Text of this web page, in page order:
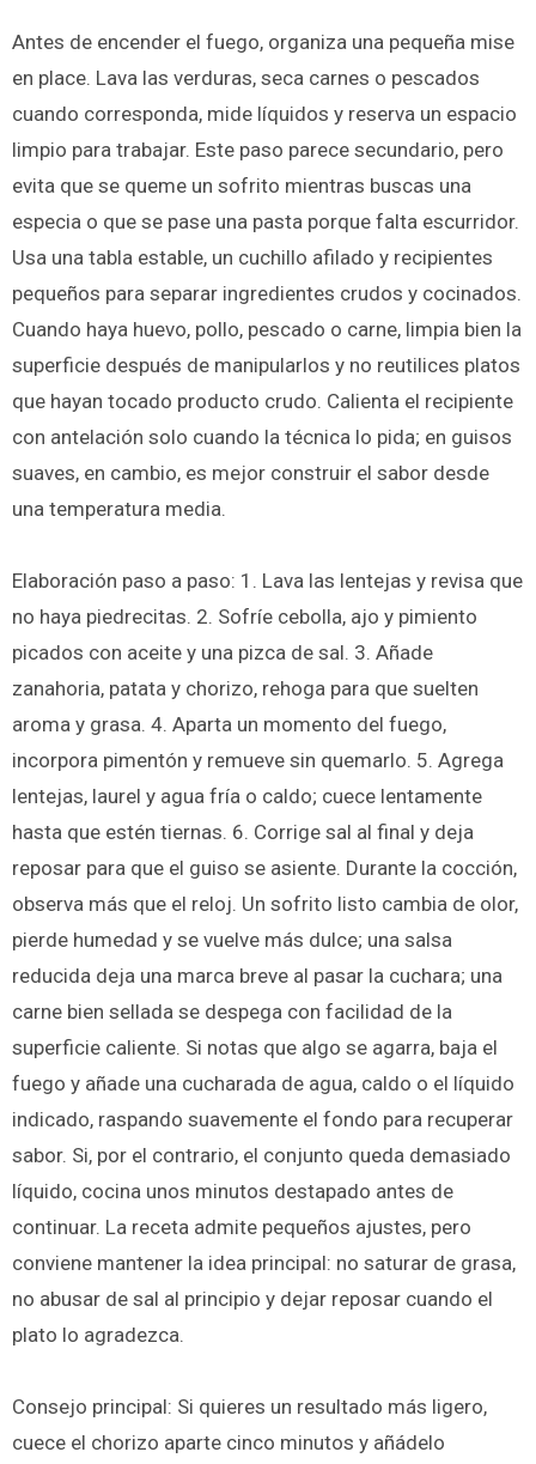
Antes de encender el fuego, organiza una pequeña mise
en place. Lava las verduras, seca carnes o pescados
cuando corresponda, mide líquidos y reserva un espacio
limpio para trabajar. Este paso parece secundario, pero
evita que se queme un sofrito mientras buscas una
especia o que se pase una pasta porque falta escurridor.
Usa una tabla estable, un cuchillo afilado y recipientes
pequeños para separar ingredientes crudos y cocinados.
Cuando haya huevo, pollo, pescado o carne, limpia bien la
superficie después de manipularlos y no reutilices platos
que hayan tocado producto crudo. Calienta el recipiente
con antelación solo cuando la técnica lo pida; en guisos
suaves, en cambio, es mejor construir el sabor desde
una temperatura media.
Elaboración paso a paso: 1. Lava las lentejas y revisa que
no haya piedrecitas. 2. Sofríe cebolla, ajo y pimiento
picados con aceite y una pizca de sal. 3. Añade
zanahoria, patata y chorizo, rehoga para que suelten
aroma y grasa. 4. Aparta un momento del fuego,
incorpora pimentón y remueve sin quemarlo. 5. Agrega
lentejas, laurel y agua fría o caldo; cuece lentamente
hasta que estén tiernas. 6. Corrige sal al final y deja
reposar para que el guiso se asiente. Durante la cocción,
observa más que el reloj. Un sofrito listo cambia de olor,
pierde humedad y se vuelve más dulce; una salsa
reducida deja una marca breve al pasar la cuchara; una
carne bien sellada se despega con facilidad de la
superficie caliente. Si notas que algo se agarra, baja el
fuego y añade una cucharada de agua, caldo o el líquido
indicado, raspando suavemente el fondo para recuperar
sabor. Si, por el contrario, el conjunto queda demasiado
líquido, cocina unos minutos destapado antes de
continuar. La receta admite pequeños ajustes, pero
conviene mantener la idea principal: no saturar de grasa,
no abusar de sal al principio y dejar reposar cuando el
plato lo agradezca.
Consejo principal: Si quieres un resultado más ligero,
cuece el chorizo aparte cinco minutos y añádelo